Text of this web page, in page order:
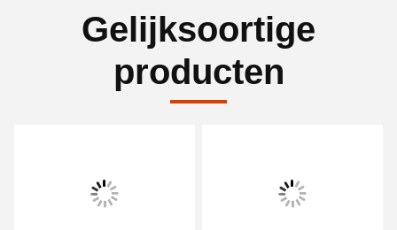
Gelijksoortige
producten